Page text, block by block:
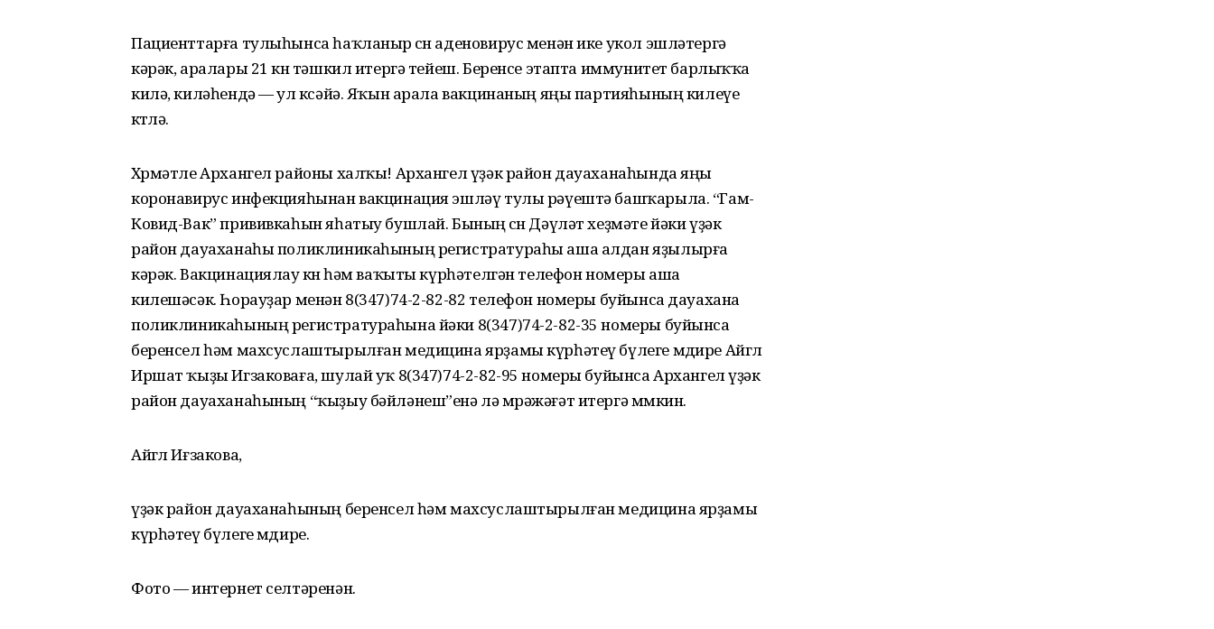
Пациенттарға тулыһынса һаҡланыр өсөн аденовирус менән ике укол эшләтергә
кәрәк, аралары 21 көн тәшкил итергә тейеш. Беренсе этапта иммунитет барлыҡҡа
килә, киләһендә — ул көсәйә. Яҡын арала вакцинаның яңы партияһының килеүе
көтөлә.
Хөрмәтле Архангел районы халҡы! Архангел үҙәк район дауаханаһында яңы
коронавирус инфекцияһынан вакцинация эшләү тулы рәүештә башҡарыла. “Гам-
Ковид-Вак” прививкаһын яһатыу бушлай. Бының өсөн Дәүләт хеҙмәте йәки үҙәк
район дауаханаһы поликлиникаһының регистратураһы аша алдан яҙылырға
кәрәк. Вакцинациялау көнө һәм ваҡыты күрһәтелгән телефон номеры аша
килешәсәк. Һорауҙар менән 8(347)74-2-82-82 телефон номеры буйынса дауахана
поликлиникаһының регистратураһына йәки 8(347)74-2-82-35 номеры буйынса
беренсел һәм махсуслаштырылған медицина ярҙамы күрһәтеү бүлеге мөдире Айгөл
Иршат ҡыҙы Игзаковаға, шулай уҡ 8(347)74-2-82-95 номеры буйынса Архангел үҙәк
район дауаханаһының “ҡыҙыу бәйләнеш”енә лә мөрәжәғәт итергә мөмкин.
Айгөл Иғзакова,
үҙәк район дауаханаһының беренсел һәм махсуслаштырылған медицина ярҙамы
күрһәтеү бүлеге мөдире.
Фото — интернет селтәренән.